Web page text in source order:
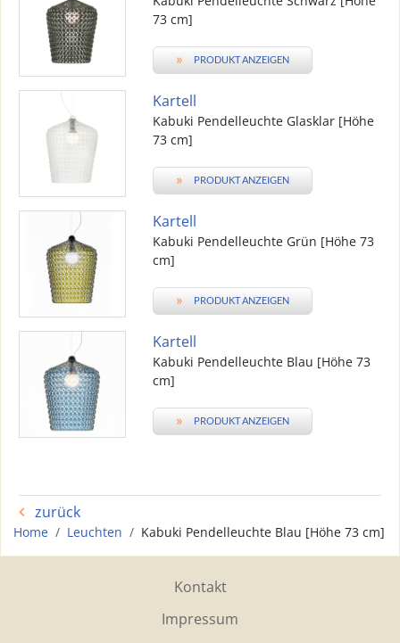
73 cm]
» PRODUKT ANZEIGEN
Kartell
Kabuki Pendelleuchte Glasklar [Höhe
73 cm]
» PRODUKT ANZEIGEN
Kartell
Kabuki Pendelleuchte Grün [Höhe 73
cm]
» PRODUKT ANZEIGEN
Kartell
Kabuki Pendelleuchte Blau [Höhe 73
cm]
» PRODUKT ANZEIGEN
zurück
Home Leuchten Kabuki Pendelleuchte Blau [Höhe 73 cm]
Kontakt
Impressum